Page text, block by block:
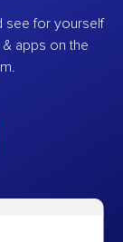
see for yourself
apps on the